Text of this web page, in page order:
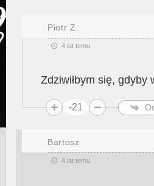
Piotr Z.
4 lat temu
Zdziwiłbym się, gdyby
-21
Bartosz
4 lat temu